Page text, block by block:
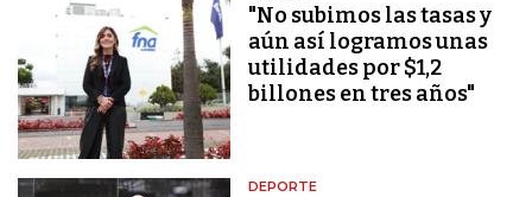
"No subimos las tasas y
aún así logramos unas
utilidades por $1,2
billones en tres años"
DEPORTE